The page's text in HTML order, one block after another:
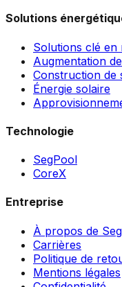
Solutions
Solutions clé en
Augmentation
Construction de
Énergie solaire
Technologie
SegPool
CoreX
Entreprise
À propos de
Carrières
Politique de
Mentions légales